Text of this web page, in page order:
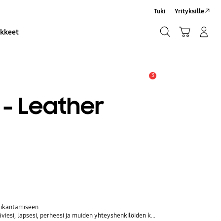
Tuki Yrityksille
3
Leather
lapsesi, perheesi ja muiden yhteyshenkilöiden kanssa